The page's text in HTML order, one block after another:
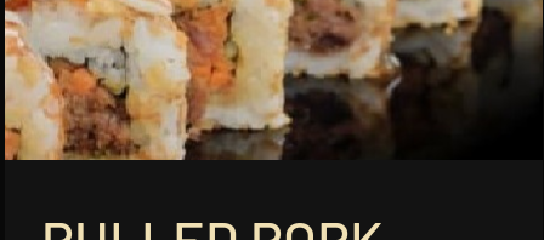
Anguila Teriyaki Roll
Langostino tempurizado y aguacate
cubierto de l...
Roll X